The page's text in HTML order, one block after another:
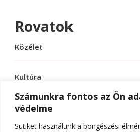
Számunkra fontos az Ön
védelme
Sütiket használunk a böngészési
Rovatok
Közélet
Kultúra
Sport